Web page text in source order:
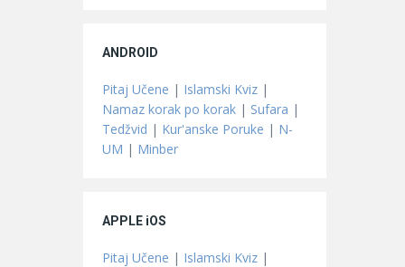
ANDROID
Pitaj Učene | Islamski Kviz |
Namaz korak po korak | Sufara |
Tedžvid | Kur'anske Poruke | N-
UM | Minber
APPLE iOS
Pitaj Učene | Islamski Kviz |